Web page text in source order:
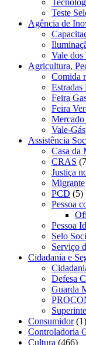
Teste
Agência de
Vale dos
Agricultura,
Comida
Estradas
Feira
Feira
Vale-Gás
Assistência
Casa da
CRAS
Justiça
Migrante
PCD (5)
Pessoa
Pessoa
Selo
Serviço
Cidadania e
Defesa
Guarda
Consumidor(1)
Controladoria
Cultura (466)